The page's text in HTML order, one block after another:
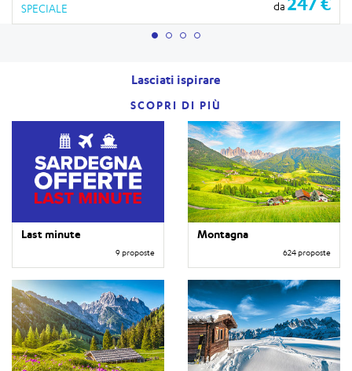
SPECIALE
da
Lasciati ispirare
SCOPRI DI PIÙ
Last minute
9 proposte
Montagna
624 proposte